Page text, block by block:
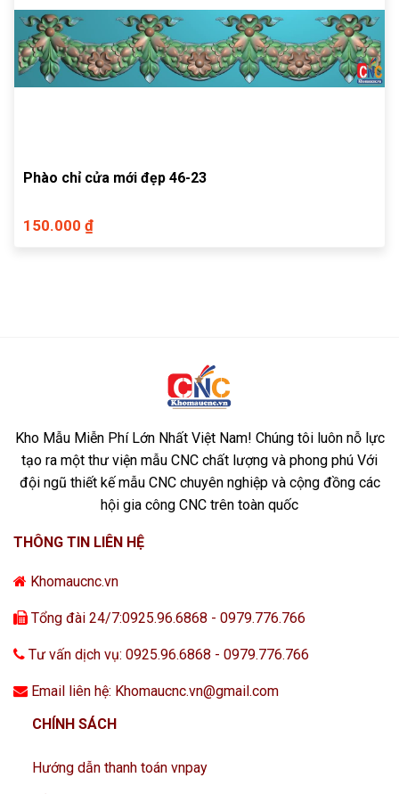
Phào chỉ cửa mới đẹp 46-23
150.000 ₫
Kho Mẫu Miễn Phí Lớn Nhất Việt Nam! Chúng tôi luôn nỗ lực
tạo ra một thư viện mẫu CNC chất lượng và phong phú Với
đội ngũ thiết kế mẫu CNC chuyên nghiệp và cộng đồng các
hội gia công CNC trên toàn quốc
THÔNG TIN LIÊN HỆ
Khomaucnc.vn
Tổng đài 24/7:0925.96.6868 - 0979.776.766
Tư vấn dịch vụ: 0925.96.6868 - 0979.776.766
Email liên hệ: Khomaucnc.vn@gmail.com
CHÍNH SÁCH
Hướng dẫn thanh toán vnpay